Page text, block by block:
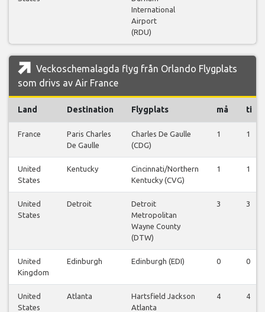
International
Airport
(RDU)
Veckoschemalagda flyg från Orlando Flygplats
som drivs av Air France
Land Destination Flygplats må ti
France
Paris Charles
De Gaulle
Charles De Gaulle
(CDG)
1 1
United
States
Kentucky
Cincinnati/Northern
Kentucky (CVG)
1 1
United
States
Detroit
Detroit
Metropolitan
Wayne County
(DTW)
3 3
United
Kingdom
Edinburgh Edinburgh (EDI) 0 0
United
States
Atlanta
Hartsfield Jackson
Atlanta
4 4